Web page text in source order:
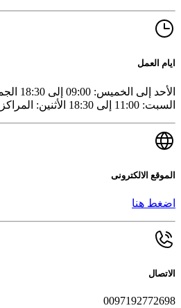
ايام العمل
السبت: 11:00 إلى 18:30 الأثنين: المراكز مغلقة
الموقع الالكترونى
اضغط هنا
الاتصال
0097192772698